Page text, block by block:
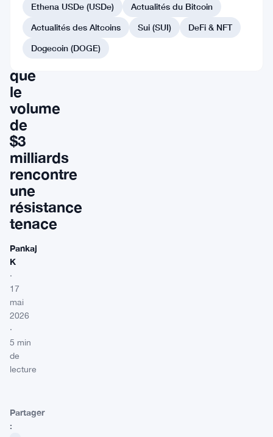
$DOGE
atteint
$0,1143
alors
que
le
volume
de
$3
milliards
rencontre
une
résistance
tenace
Pankaj
K
·
17
mai
2026
·
5 min
de
lecture
Partager
:
Ethena USDe (USDe)
Actualités du Bitcoin
Actualités des Altcoins
Sui (SUI)
DeFi & NFT
Dogecoin (DOGE)